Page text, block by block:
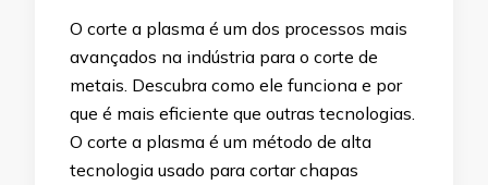
O corte a plasma é um dos processos mais
avançados na indústria para o corte de
metais. Descubra como ele funciona e por
que é mais eficiente que outras tecnologias.
O corte a plasma é um método de alta
tecnologia usado para cortar chapas